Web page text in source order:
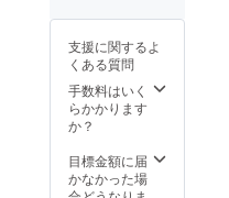
枚 ・
ウィー
トフ
リー&グ
ルテン
フリー
マラン
サス）
支援に関するよ
くある質問
手数料はいく
らかかります
か？
目標金額に届
かなかった場